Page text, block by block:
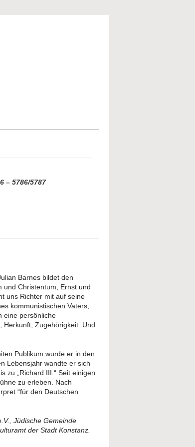
– 5786/5787
Barnes bildet den
und Christentum, Ernst und
uns Richter mit auf seine
kommunistischen Vaters,
eine persönliche
Herkunft, Zugehörigkeit. Und
Publikum wurde er in den
Lebensjahr wandte er sich
zu „Richard III.“ Seit einigen
zu erleben. Nach
“für den Deutschen
Jüdische Gemeinde
der Stadt Konstanz.